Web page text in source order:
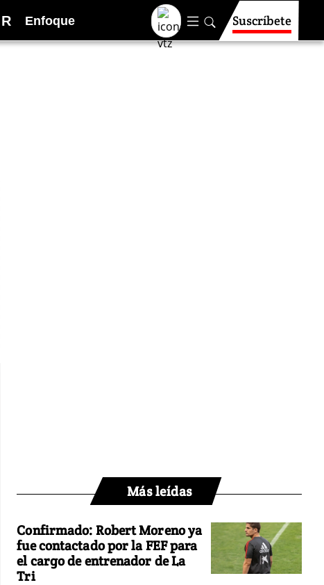
R Enfoque Suscríbete
Más leídas
Confirmado: Robert Moreno ya
fue contactado por la FEF para
el cargo de entrenador de La
Tri